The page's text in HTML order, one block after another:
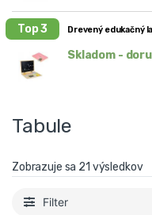
Top 3 Drevený edukačný
Skladom -
Tabule
Zobrazuje sa 21 výsledkov
Filter